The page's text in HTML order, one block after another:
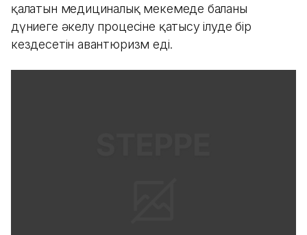
қалатын медициналық мекемеде баланы
дүниеге әкелу процесіне қатысу ілуде бір
кездесетін авантюризм еді.